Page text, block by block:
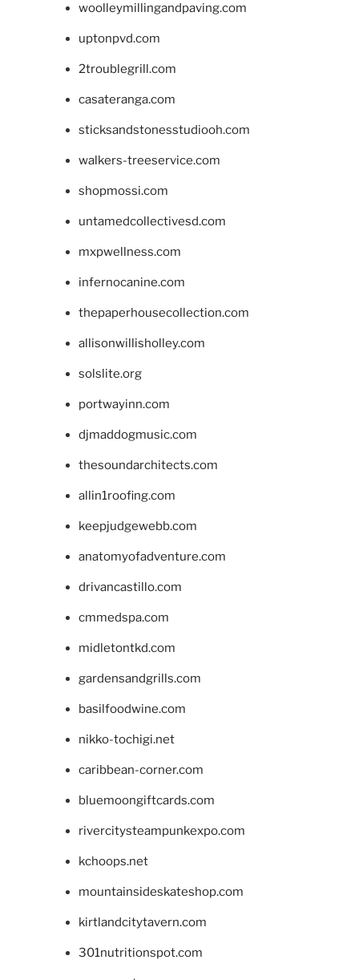
woolleymillingandpaving.com
uptonpvd.com
2troublegrill.com
casateranga.com
sticksandstonesstudiooh.com
walkers-treeservice.com
shopmossi.com
untamedcollectivesd.com
mxpwellness.com
infernocanine.com
thepaperhousecollection.com
allisonwillisholley.com
solslite.org
portwayinn.com
djmaddogmusic.com
thesoundarchitects.com
allin1roofing.com
keepjudgewebb.com
anatomyofadventure.com
drivancastillo.com
cmmedspa.com
midletontkd.com
gardensandgrills.com
basilfoodwine.com
nikko-tochigi.net
caribbean-corner.com
bluemoongiftcards.com
rivercitysteampunkexpo.com
kchoops.net
mountainsideskateshop.com
kirtlandcitytavern.com
301nutritionspot.com